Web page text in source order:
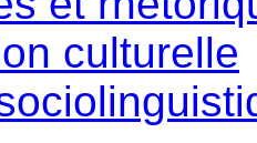
culturelle